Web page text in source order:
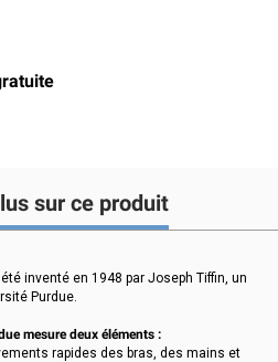
sur ce produit
inventé en 1948 par Joseph Tiffin, un
Purdue.
mesure deux éléments :
rapides des bras, des mains et